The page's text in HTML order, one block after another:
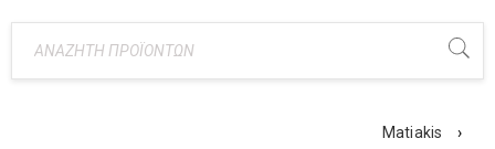
Matiakis
›